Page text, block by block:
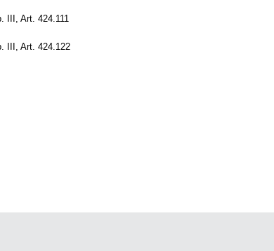
III, Art. 424.111
III, Art. 424.122